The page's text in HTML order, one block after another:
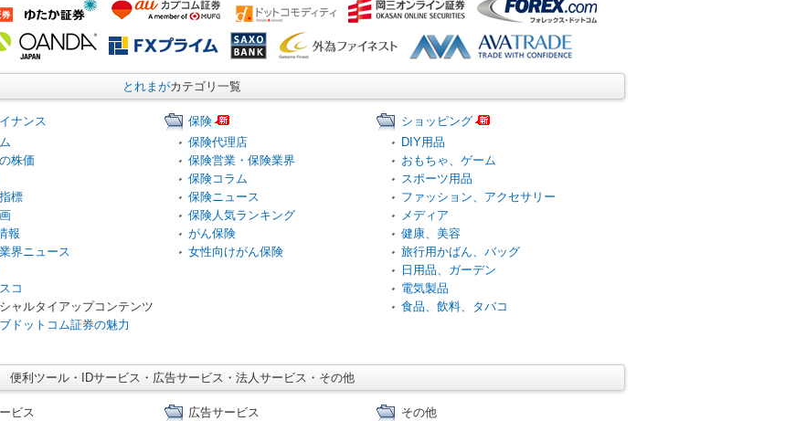
とれまがカテゴリ一覧
ナンス
株価
標
報
界ニュース
コ
ャルタイアップコンテンツ
ドットコム証券の魅力
保険
保険代理店
保険営業・保険業界
保険コラム
保険ニュース
保険人気ランキング
がん保険
女性向けがん保険
ショッピング
DIY用品
おもちゃ、ゲーム
スポーツ用品
ファッション、アクセサリー
メディア
健康、美容
旅行用かばん、バッグ
日用品、ガーデン
電気製品
食品、飲料、タバコ
便利ツール・IDサービス・広告サービス・法人サービス・その他
ビス 広告サービス その他